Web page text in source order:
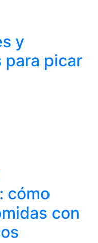
y
para picar
cómo
con